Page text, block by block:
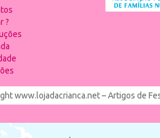
?
www.lojadacrianca.net – Artigos de